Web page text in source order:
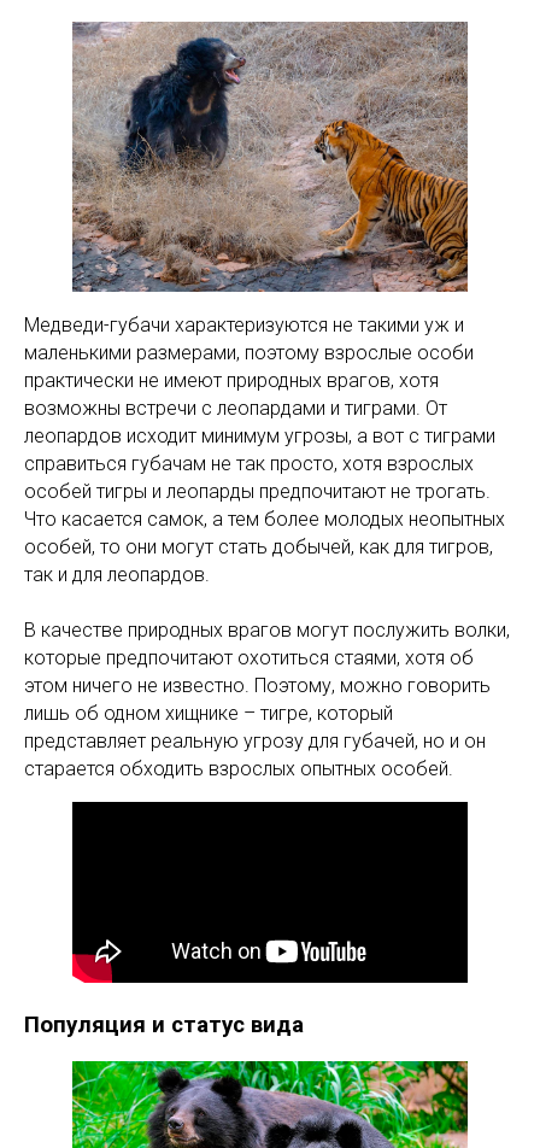
Медведи-губачи характеризуются не такими уж и
маленькими размерами, поэтому взрослые особи
практически не имеют природных врагов, хотя
возможны встречи с леопардами и тиграми. От
леопардов исходит минимум угрозы, а вот с тиграми
справиться губачам не так просто, хотя взрослых
особей тигры и леопарды предпочитают не трогать.
Что касается самок, а тем более молодых неопытных
особей, то они могут стать добычей, как для тигров,
так и для леопардов.
В качестве природных врагов могут послужить волки,
которые предпочитают охотиться стаями, хотя об
этом ничего не известно. Поэтому, можно говорить
лишь об одном хищнике – тигре, который
представляет реальную угрозу для губачей, но и он
старается обходить взрослых опытных особей.
Популяция и статус вида